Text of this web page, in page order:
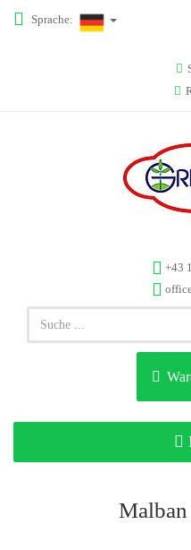
Sprache:
+43